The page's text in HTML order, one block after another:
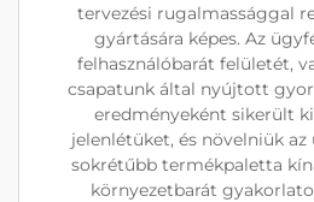
tervezési rugalmassággal
gyártására képes. Az
felhasználóbarát felületét,
csapatunk által nyújtott
eredményeként sikerült
jelenlétüket, és növelniük
sokrétűbb termékpaletta
környezetbarát